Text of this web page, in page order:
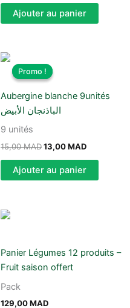
Ajouter au panier
Promo !
Promo !
Aubergine blanche 9unités
الباذنجان الأبيض
9 unités
15,00MAD
prix
initial
15,00 MAD.
13,00MAD
13,00
Ajouter au panier
Panier Légumes 12 produits –
Fruit saison offert
Pack
129,00MAD